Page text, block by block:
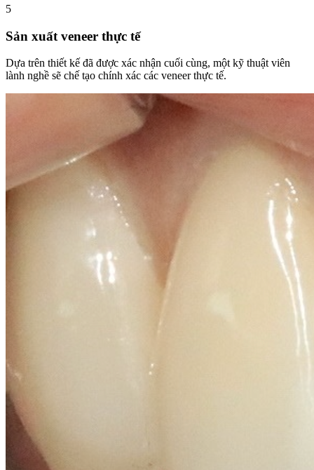
5
Sản xuất veneer thực tế
Dựa trên thiết kế đã được xác nhận cuối cùng, một kỹ thuật viên
lành nghề sẽ chế tạo chính xác các veneer thực tế.